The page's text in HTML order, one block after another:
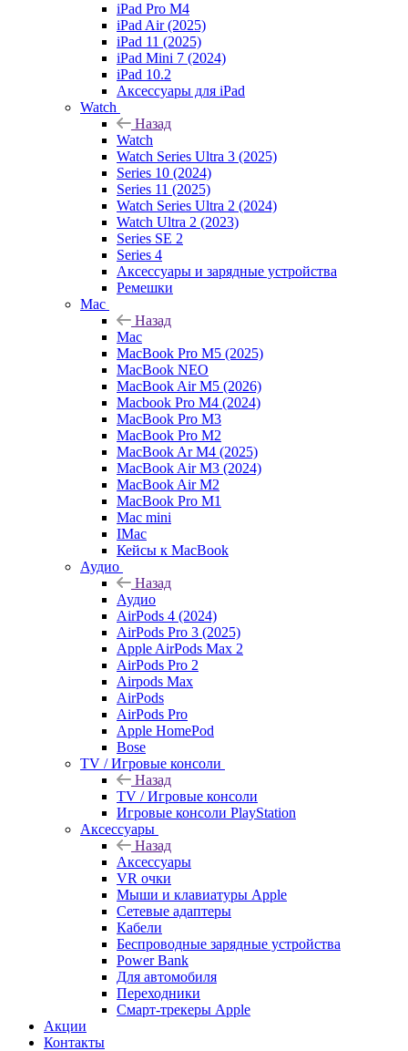
iPad Pro M4
iPad Air (2025)
iPad 11 (2025)
iPad Mini 7 (2024)
iPad 10.2
Аксессуары для iPad
Watch
Назад
Watch
Watch Series Ultra 3 (2025)
Series 10 (2024)
Series 11 (2025)
Watch Series Ultra 2 (2024)
Watch Ultra 2 (2023)
Series SE 2
Series 4
Аксессуары и зарядные устройства
Ремешки
Mac
Назад
Mac
MacBook Pro M5 (2025)
MacBook NEO
MacBook Air M5 (2026)
Macbook Pro M4 (2024)
MacBook Pro M3
MacBook Pro M2
MacBook Ar M4 (2025)
MacBook Air M3 (2024)
MacBook Air M2
MacBook Pro M1
Mac mini
IMac
Кейсы к MacBook
Аудио
Назад
Аудио
AirPods 4 (2024)
AirPods Pro 3 (2025)
Apple AirPods Max 2
AirPods Pro 2
Airpods Max
AirPods
AirPods Pro
Apple HomePod
Bose
TV / Игровые консоли
Назад
TV / Игровые консоли
Игровые консоли PlayStation
Аксессуары
Назад
Аксессуары
VR очки
Мыши и клавиатуры Apple
Сетевые адаптеры
Кабели
Беспроводные зарядные устройства
Power Bank
Для автомобиля
Переходники
Смарт-трекеры Apple
Акции
Контакты